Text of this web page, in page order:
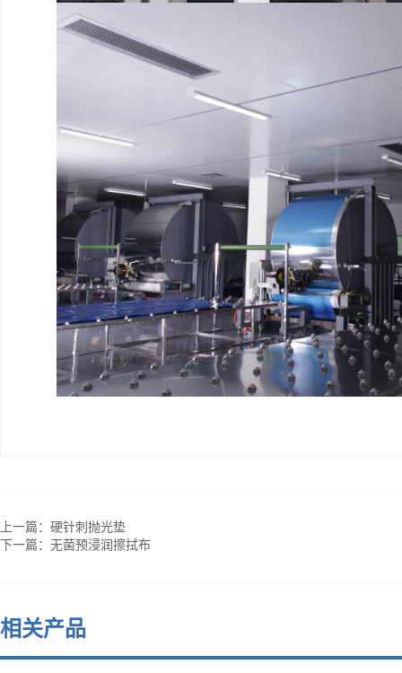
上一篇： 硬针刺抛光垫
下一篇： 无菌预浸润擦拭布
相关产品